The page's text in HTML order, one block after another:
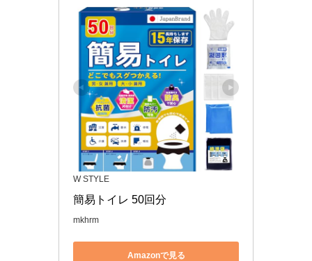
W STYLE
簡易トイレ 50回分
mkhrm
Amazonで見る